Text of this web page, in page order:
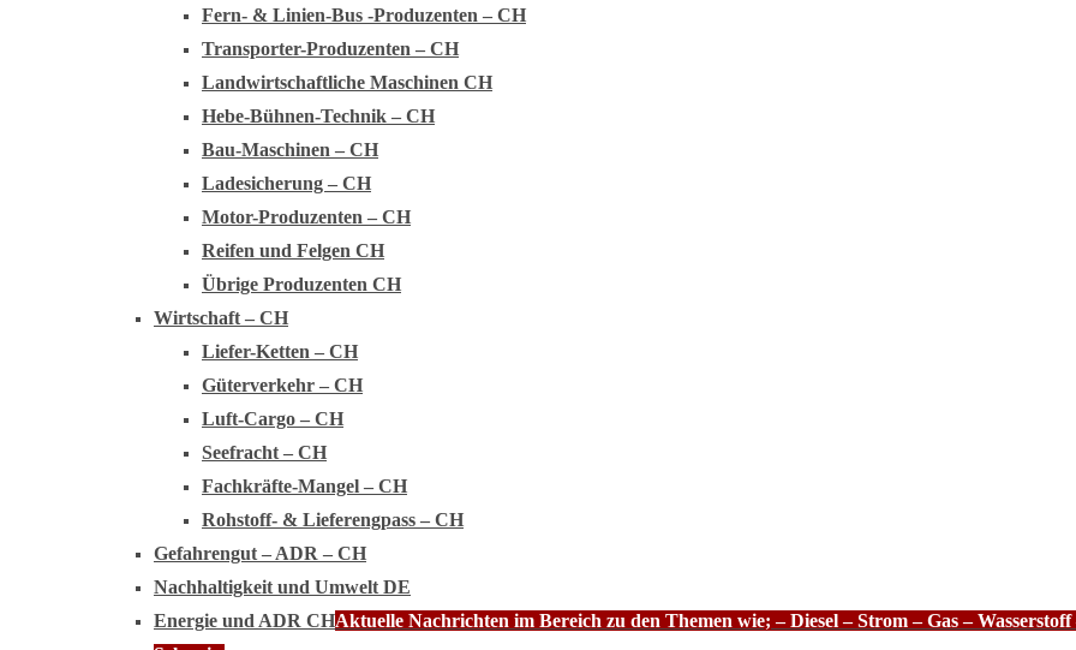
Fern- & Linien-Bus -Produzenten – CH
Transporter-Produzenten – CH
Landwirtschaftliche Maschinen CH
Hebe-Bühnen-Technik – CH
Bau-Maschinen – CH
Ladesicherung – CH
Motor-Produzenten – CH
Reifen und Felgen CH
Übrige Produzenten CH
Wirtschaft – CH
Liefer-Ketten – CH
Güterverkehr – CH
Luft-Cargo – CH
Seefracht – CH
Fachkräfte-Mangel – CH
Rohstoff- & Lieferengpass – CH
Gefahrengut – ADR – CH
Nachhaltigkeit und Umwelt DE
Energie und ADR CHAktuelle Nachrichten im Bereich zu den Themen wie; – Diesel – Strom – Gas –